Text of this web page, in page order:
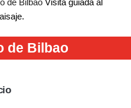
de Bilbao